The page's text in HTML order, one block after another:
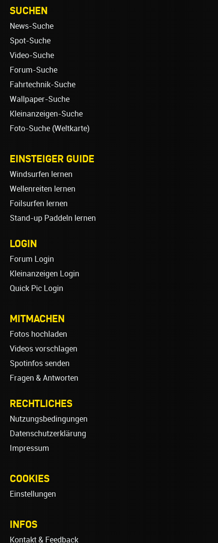
SUCHEN
News-Suche
Spot-Suche
Video-Suche
Forum-Suche
Fahrtechnik-Suche
Wallpaper-Suche
Kleinanzeigen-Suche
Foto-Suche (Weltkarte)
EINSTEIGER GUIDE
Windsurfen lernen
Wellenreiten lernen
Foilsurfen lernen
Stand-up Paddeln lernen
LOGIN
Forum Login
Kleinanzeigen Login
Quick Pic Login
MITMACHEN
Fotos hochladen
Videos vorschlagen
Spotinfos senden
Fragen & Antworten
RECHTLICHES
Nutzungsbedingungen
Datenschutzerklärung
Impressum
COOKIES
Einstellungen
INFOS
Kontakt & Feedback